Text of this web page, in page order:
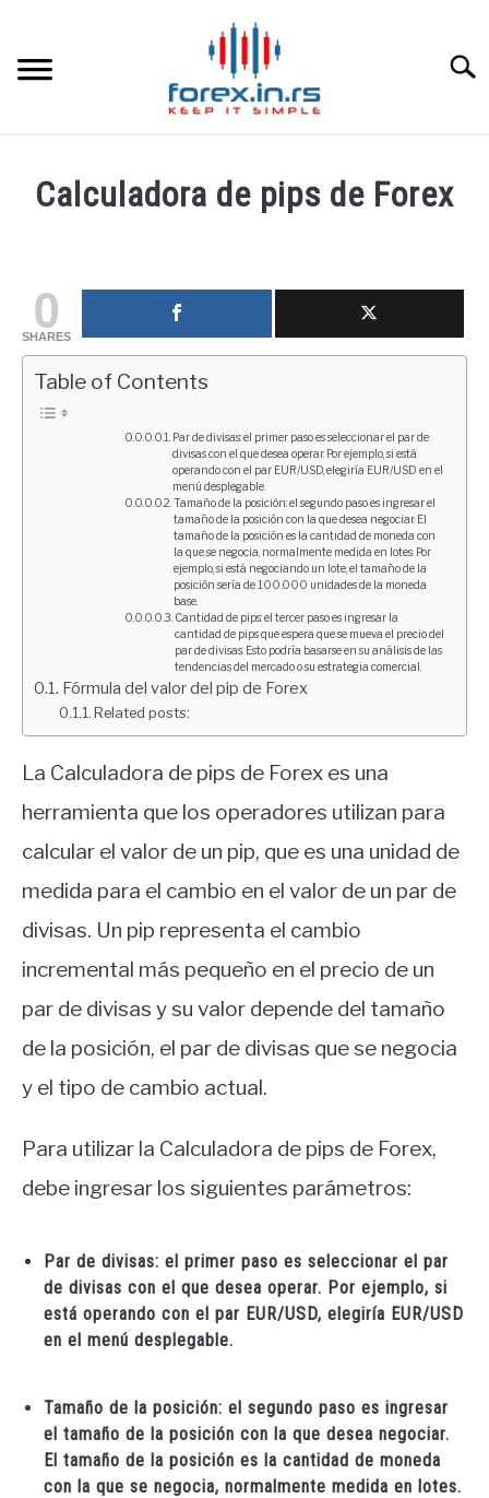
content
LOS MEJORES CORREDORES DE DIVISAS
LA INVERSIÓN
PAMM
Calculadora de pips de Forex
in
Corredores,Educación
financiera
0
SHARES
Table of Contents
Par de divisas: el primer paso es seleccionar el par de
divisas con el que desea operar. Por ejemplo, si está
operando con el par EUR/USD, elegiría EUR/USD en el
menú desplegable.
Tamaño de la posición: el segundo paso es ingresar el
tamaño de la posición con la que desea negociar. El
tamaño de la posición es la cantidad de moneda con
la que se negocia, normalmente medida en lotes. Por
ejemplo, si está negociando un lote, el tamaño de la
posición sería de 100.000 unidades de la moneda
base.
Cantidad de pips: el tercer paso es ingresar la
cantidad de pips que espera que se mueva el precio del
par de divisas. Esto podría basarse en su análisis de las
tendencias del mercado o su estrategia comercial.
Fórmula del valor del pip de Forex
Related posts:
La Calculadora de pips de Forex es una
herramienta que los operadores utilizan para
calcular el valor de un pip, que es una unidad de
medida para el cambio en el valor de un par de
divisas. Un pip representa el cambio
incremental más pequeño en el precio de un
par de divisas y su valor depende del tamaño
de la posición, el par de divisas que se negocia
y el tipo de cambio actual.
Para utilizar la Calculadora de pips de Forex,
debe ingresar los siguientes parámetros:
Par de divisas: el primer paso es seleccionar el par
de divisas con el que desea operar. Por ejemplo, si
está operando con el par EUR/USD, elegiría EUR/USD
en el menú desplegable.
Tamaño de la posición: el segundo paso es ingresar
el tamaño de la posición con la que desea negociar.
El tamaño de la posición es la cantidad de moneda
con la que se negocia, normalmente medida en lotes.